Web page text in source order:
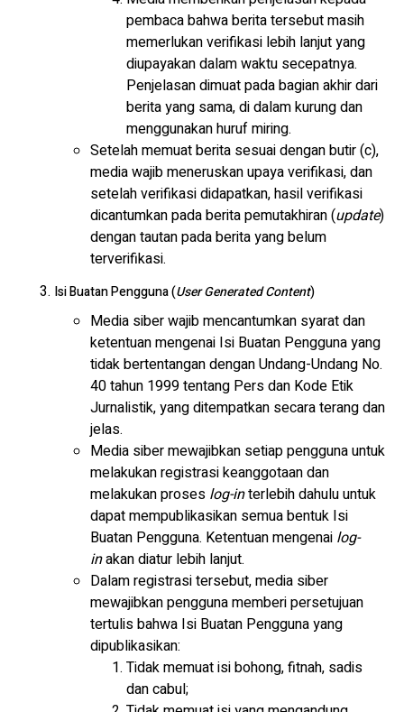
pembaca bahwa berita tersebut masih
memerlukan verifikasi lebih lanjut yang
diupayakan dalam waktu secepatnya.
Penjelasan dimuat pada bagian akhir dari
berita yang sama, di dalam kurung dan
menggunakan huruf miring.
Setelah memuat berita sesuai dengan butir (c),
media wajib meneruskan upaya verifikasi, dan
setelah verifikasi didapatkan, hasil verifikasi
dicantumkan pada berita pemutakhiran (update)
dengan tautan pada berita yang belum
terverifikasi.
Isi Buatan Pengguna (User Generated Content)
Media siber wajib mencantumkan syarat dan
ketentuan mengenai Isi Buatan Pengguna yang
tidak bertentangan dengan Undang-Undang No.
40 tahun 1999 tentang Pers dan Kode Etik
Jurnalistik, yang ditempatkan secara terang dan
jelas.
Media siber mewajibkan setiap pengguna untuk
melakukan registrasi keanggotaan dan
melakukan proses log-interlebih dahulu untuk
dapat mempublikasikan semua bentuk Isi
Buatan Pengguna. Ketentuan mengenai log-
inakan diatur lebih lanjut.
Dalam registrasi tersebut, media siber
mewajibkan pengguna memberi persetujuan
tertulis bahwa Isi Buatan Pengguna yang
dipublikasikan:
Tidak memuat isi bohong, fitnah, sadis
dan cabul;